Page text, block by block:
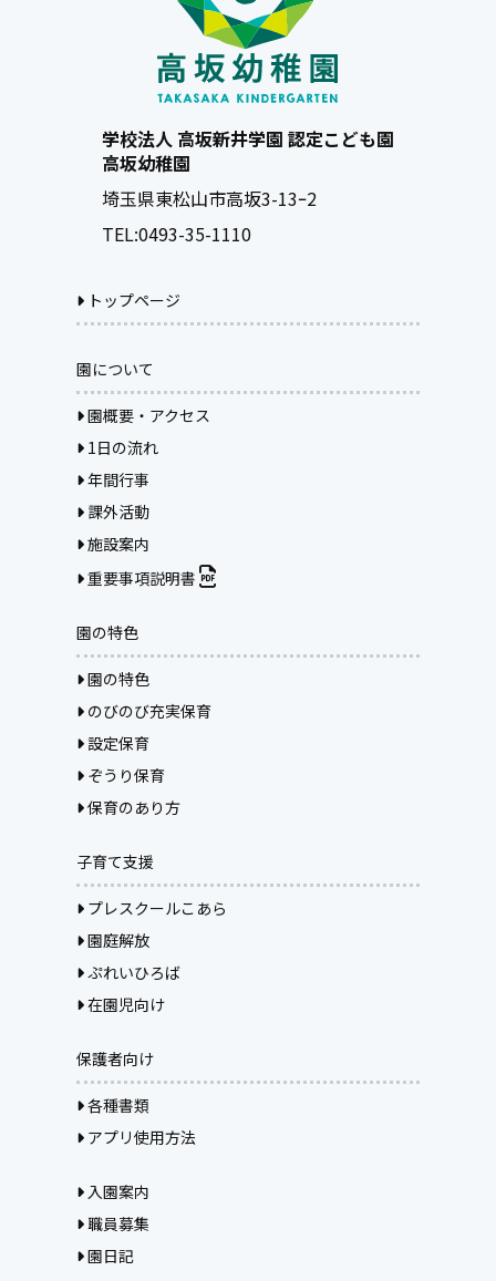
学校法人 高坂新井学園 認定こども園
高坂幼稚園
埼玉県東松山市高坂3-13ｰ2
TEL:0493-35-1110
トップページ
園について
園概要・アクセス
1日の流れ
年間行事
課外活動
施設案内
重要事項説明書
園の特色
園の特色
のびのび充実保育
設定保育
ぞうり保育
保育のあり方
子育て支援
プレスクールこあら
園庭解放
ぷれいひろば
在園児向け
保護者向け
各種書類
アプリ使用方法
入園案内
職員募集
園日記